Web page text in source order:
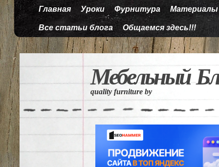
Главная Уроки Фурнитура Материалы
Все статьи блога Общаемся здесь!!!
Мебельный
quality furniture by